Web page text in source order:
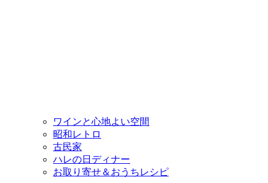
ワインと心地よい空間
昭和レトロ
古民家
ハレの日ディナー
お取り寄せ＆おうちレシピ